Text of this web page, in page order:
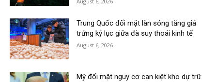
Trung Quốc đối mặt làn sóng tăng giá
trứng kỷ lục giữa đà suy thoái kinh tế
August 6, 2026
Mỹ đối mặt nguy cơ cạn kiệt kho dự trữ